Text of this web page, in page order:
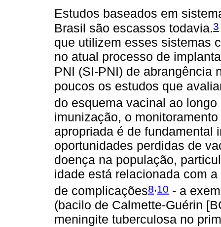
Estudos baseados em
Brasil são escassos todavia.3
que utilizem esses sistemas
no atual processo de
PNI (SI-PNI) de abrangência
poucos os estudos que
do esquema vacinal ao longo
imunização, o
apropriada é de fundamental
oportunidades perdidas de
doença na população,
idade está relacionada com
de complicações8,10 - a
(bacilo de Calmette-Guérin
meningite tuberculosa no